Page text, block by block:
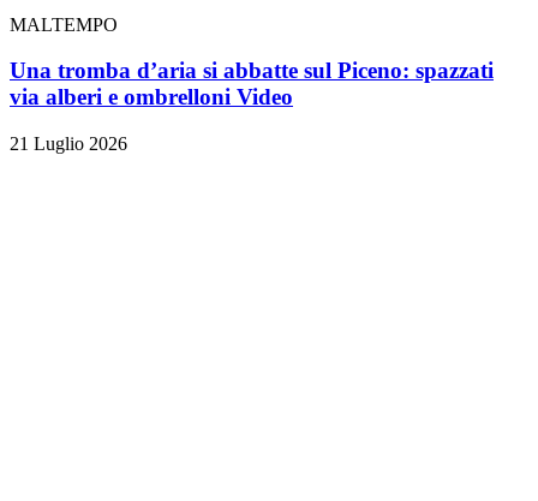
MALTEMPO
Una tromba d’aria si abbatte sul Piceno: spazzati
via alberi e ombrelloni Video
21 Luglio 2026